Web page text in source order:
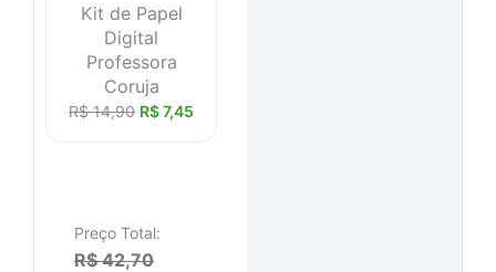
Kit de Papel
Digital
Professora
Coruja
R$14,90 R$7,45
Preço Total:
R$ 42,70